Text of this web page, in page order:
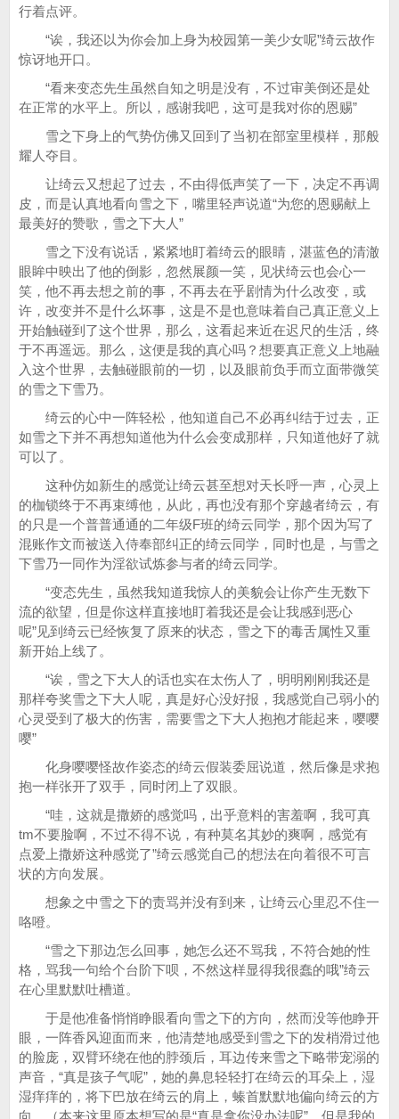
行着点评。
“诶，我还以为你会加上身为校园第一美少女呢”绮云故作
惊讶地开口。
“看来变态先生虽然自知之明是没有，不过审美倒还是处
在正常的水平上。所以，感谢我吧，这可是我对你的恩赐”
雪之下身上的气势仿佛又回到了当初在部室里模样，那般
耀人夺目。
让绮云又想起了过去，不由得低声笑了一下，决定不再调
皮，而是认真地看向雪之下，嘴里轻声说道“为您的恩赐献上
最美好的赞歌，雪之下大人”
雪之下没有说话，紧紧地盯着绮云的眼睛，湛蓝色的清澈
眼眸中映出了他的倒影，忽然展颜一笑，见状绮云也会心一
笑，他不再去想之前的事，不再去在乎剧情为什么改变，或
许，改变并不是什么坏事，这是不是也意味着自己真正意义上
开始触碰到了这个世界，那么，这看起来近在迟尺的生活，终
于不再遥远。那么，这便是我的真心吗？想要真正意义上地融
入这个世界，去触碰眼前的一切，以及眼前负手而立面带微笑
的雪之下雪乃。
绮云的心中一阵轻松，他知道自己不必再纠结于过去，正
如雪之下并不再想知道他为什么会变成那样，只知道他好了就
可以了。
这种仿如新生的感觉让绮云甚至想对天长呼一声，心灵上
的枷锁终于不再束缚他，从此，再也没有那个穿越者绮云，有
的只是一个普普通通的二年级F班的绮云同学，那个因为写了
混账作文而被送入侍奉部纠正的绮云同学，同时也是，与雪之
下雪乃一同作为淫欲试炼参与者的绮云同学。
“变态先生，虽然我知道我惊人的美貌会让你产生无数下
流的欲望，但是你这样直接地盯着我还是会让我感到恶心
呢”见到绮云已经恢复了原来的状态，雪之下的毒舌属性又重
新开始上线了。
“诶，雪之下大人的话也实在太伤人了，明明刚刚我还是
那样夸奖雪之下大人呢，真是好心没好报，我感觉自己弱小的
心灵受到了极大的伤害，需要雪之下大人抱抱才能起来，嘤嘤
嘤”
化身嘤嘤怪故作姿态的绮云假装委屈说道，然后像是求抱
抱一样张开了双手，同时闭上了双眼。
“哇，这就是撒娇的感觉吗，出乎意料的害羞啊，我可真
tm不要脸啊，不过不得不说，有种莫名其妙的爽啊，感觉有
点爱上撒娇这种感觉了”绮云感觉自己的想法在向着很不可言
状的方向发展。
想象之中雪之下的责骂并没有到来，让绮云心里忍不住一
咯噔。
“雪之下那边怎么回事，她怎么还不骂我，不符合她的性
格，骂我一句给个台阶下呗，不然这样显得我很蠢的哦”绮云
在心里默默吐槽道。
于是他准备悄悄睁眼看向雪之下的方向，然而没等他睁开
眼，一阵香风迎面而来，他清楚地感受到雪之下的发梢滑过他
的脸庞，双臂环绕在他的脖颈后，耳边传来雪之下略带宠溺的
声音，“真是孩子气呢”，她的鼻息轻轻打在绮云的耳朵上，湿
湿痒痒的，将下巴放在绮云的肩上，螓首默默地偏向绮云的方
向。（本来这里原本想写的是“真是拿你没办法呢”，但是我的